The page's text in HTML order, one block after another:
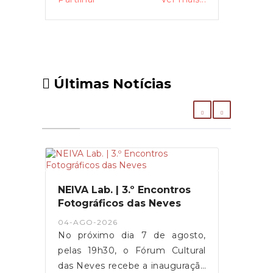
Últimas Notícias
NEIVA Lab. | 3.º Encontros
Fotográficos das Neves
04-AGO-2026
No próximo dia 7 de agosto,
pelas 19h30, o Fórum Cultural
das Neves recebe a inauguração